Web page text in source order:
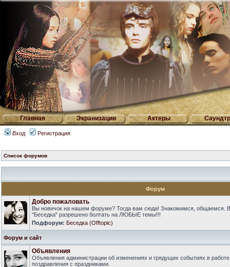
Главная Экранизации Актеры
Вход Регистрация
Список форумов
Форум
Добро пожаловать
Вы новичок на нашем форуме? Тогда вам сюда! Знакомимся, общаемся.
"Беседка" разрешено болтать на ЛЮБЫЕ темы!!!
Подфорум: Беседка (Offtopic)
Форум и сайт
Объявления
Объявления администрации об изменениях и грядущих событиях в
поздравления с праздниками.